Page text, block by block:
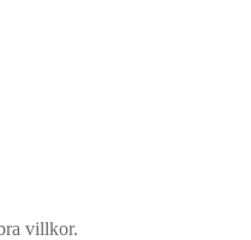
villkor.